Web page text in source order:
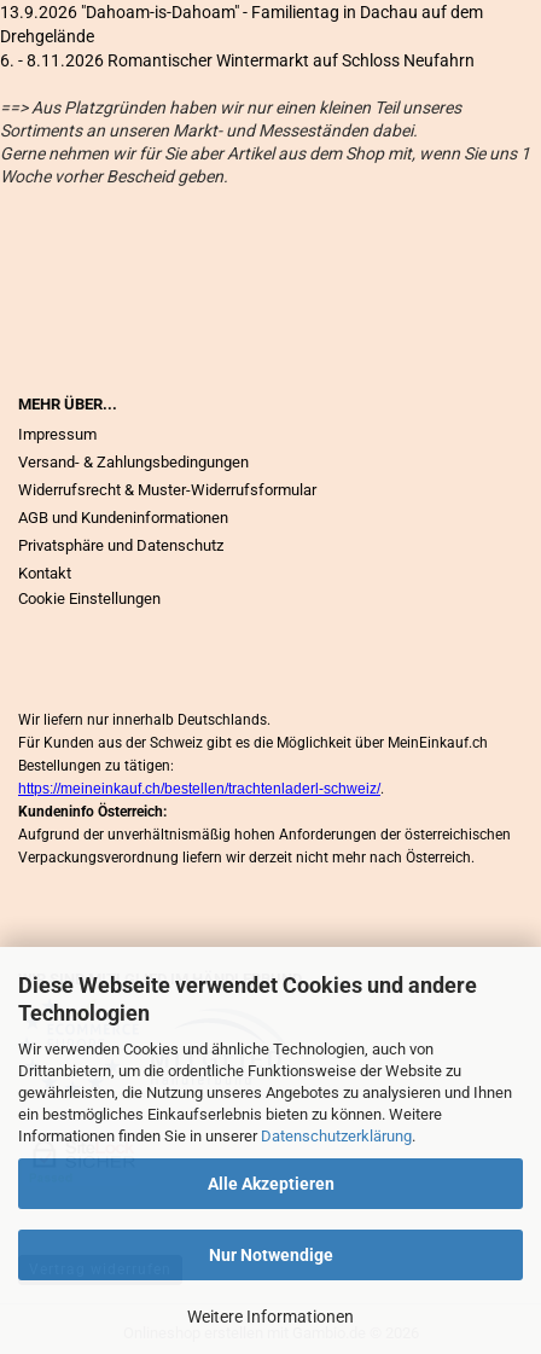
Diese Webseite verwendet Cookies und andere
Technologien
Wir verwenden Cookies und ähnliche Technologien, auch von
Drittanbietern, um die ordentliche Funktionsweise der Website zu
gewährleisten, die Nutzung unseres Angebotes zu analysieren und Ihnen
ein bestmögliches Einkaufserlebnis bieten zu können. Weitere
Informationen finden Sie in unserer Datenschutzerklärung.
Alle Akzeptieren
Nur Notwendige
Weitere Informationen
13.9.2026 "Dahoam-is-Dahoam" - Familientag in Dachau auf dem
Drehgelände
6. - 8.11.2026 Romantischer Wintermarkt auf Schloss Neufahrn
==> Aus Platzgründen haben wir nur einen kleinen Teil unseres
Sortiments an unseren Markt- und Messeständen dabei.
Gerne nehmen wir für Sie aber Artikel aus dem Shop mit, wenn Sie uns 1
Woche vorher Bescheid geben.
MEHR ÜBER...
Impressum
Versand- & Zahlungsbedingungen
Widerrufsrecht & Muster-Widerrufsformular
AGB und Kundeninformationen
Privatsphäre und Datenschutz
Kontakt
Cookie Einstellungen
Wir liefern nur innerhalb Deutschlands.
Für Kunden aus der Schweiz gibt es die Möglichkeit über MeinEinkauf.ch
Bestellungen zu tätigen:
https://meineinkauf.ch/bestellen/trachtenladerl-schweiz/.
Kundeninfo Österreich:
Aufgrund der unverhältnismäßig hohen Anforderungen der österreichischen
Verpackungsverordnung liefern wir derzeit nicht mehr nach Österreich.
WIR SIND MITLGLIED IM HÄNDLERBUND